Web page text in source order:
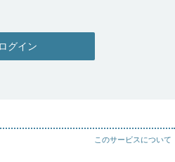
ログイン
このサービスについて